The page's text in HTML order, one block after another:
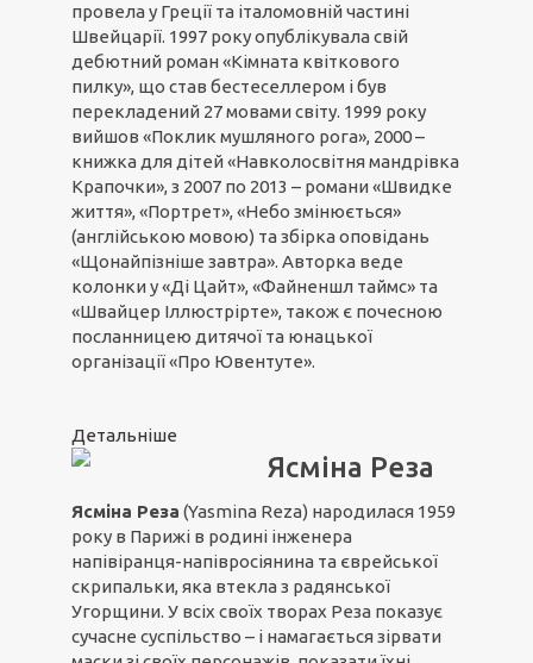
провела у Греції та італомовній частині
Швейцарії. 1997 року опублікувала свій
дебютний роман «Кімната квіткового
пилку», що став бестеселлером і був
перекладений 27 мовами світу. 1999 року
вийшов «Поклик мушляного рога», 2000 –
книжка для дітей «Навколосвітня мандрівка
Крапочки», з 2007 по 2013 – романи «Швидке
життя», «Портрет», «Небо змінюється»
(англійською мовою) та збірка оповідань
«Щонайпізніше завтра». Авторка веде
колонки у «Ді Цайт», «Файненшл таймс» та
«Швайцер Іллюстрірте», також є почесною
посланницею дитячої та юнацької
організації «Про Ювентуте».
Детальніше
Ясміна Реза
Ясміна Реза (Yasmina Reza) народилася 1959
року в Парижі в родині інженера
напівіранця-напівросіянина та єврейської
скрипальки, яка втекла з радянської
Угорщини. У всіх своїх творах Реза показує
сучасне суспільство – і намагається зірвати